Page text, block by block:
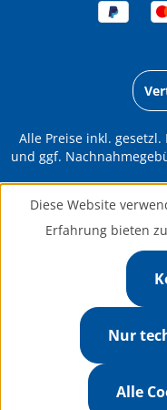
Alle Preise inkl.
und ggf.
Diese Website
Erfahrung bieten
Nur
Alle